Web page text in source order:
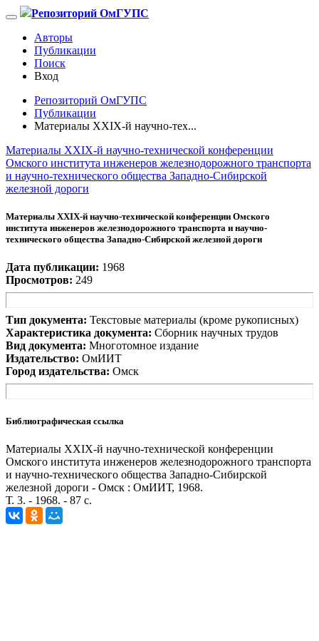
Репозиторий ОмГУПС
Авторы
Публикации
Поиск
Вход
Репозиторий ОмГУПС
Публикации
Материалы ХХIХ-й научно-тех...
Материалы ХХIХ-й научно-технической конференции
Омского института инженеров железнодорожного транспорта
и научно-технического общества Западно-Сибирской
железной дороги
Материалы ХХIХ-й научно-технической конференции Омского
института инженеров железнодорожного транспорта и научно-
технического общества Западно-Сибирской железной дороги
Дата публикации: 1968
Просмотров: 249
Тип документа: Текстовые материалы (кроме рукописных)
Характеристика документа: Сборник научных трудов
Вид документа: Многотомное издание
Издательство: ОмИИТ
Город издательства: Омск
Библиографическая ссылка
Материалы ХХIХ-й научно-технической конференции
Омского института инженеров железнодорожного транспорта
и научно-технического общества Западно-Сибирской
железной дороги - Омск : ОмИИТ, 1968.
Т. 3. - 1968. - 87 с.